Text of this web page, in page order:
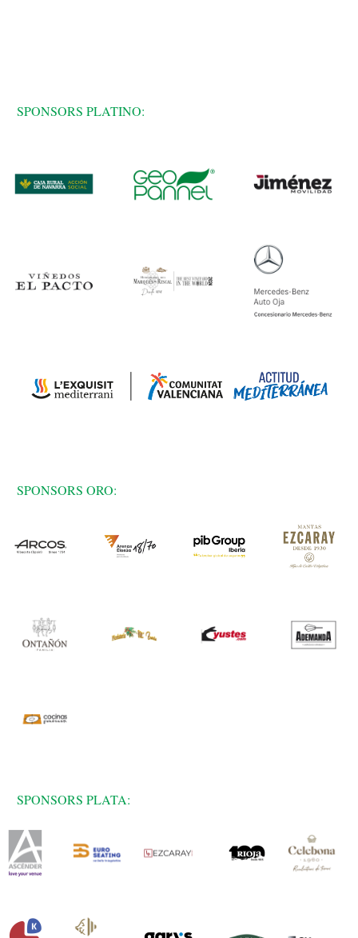
SPONSORS PLATINO:
SPONSORS ORO:
SPONSORS PLATA: